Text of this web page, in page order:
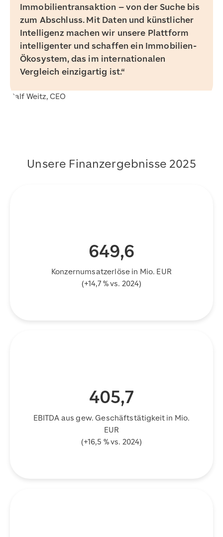
Immobilientransaktion – von der Suche bis
zum Abschluss. Mit Daten und künstlicher
Intelligenz machen wir unsere Plattform
intelligenter und schaffen ein Immobilien-
Ökosystem, das im internationalen
Vergleich einzigartig ist.
Ralf Weitz, CEO
Unsere Finanzergebnisse 2025
649,6
Konzernumsatzerlöse in Mio. EUR
(+14,7 % vs. 2024)
405,7
EBITDA aus gew. Geschäftstätigkeit in Mio.
EUR
(+16,5 % vs. 2024)